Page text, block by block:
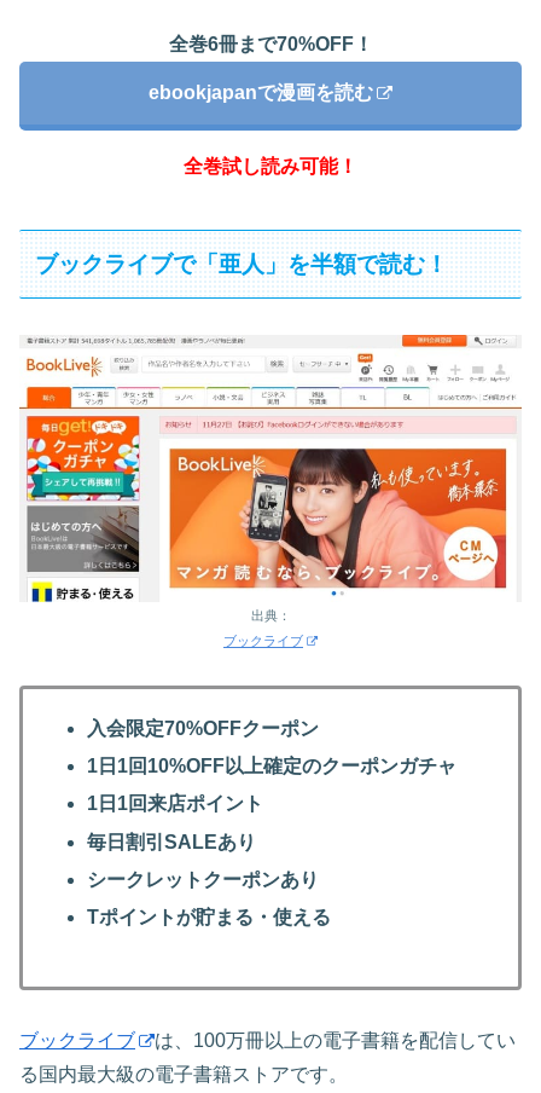
全巻6冊まで70%OFF！
ebookjapanで漫画を読む
全巻試し読み可能！
ブックライブで「亜人」を半額で読む！
出典：
ブックライブ
入会限定70%OFFクーポン
1日1回10%OFF以上確定のクーポンガチャ
1日1回来店ポイント
毎日割引SALEあり
シークレットクーポンあり
Tポイントが貯まる・使える
ブックライブ
は、100万冊以上の電子書籍を配信してい
る国内最大級の電子書籍ストアです。